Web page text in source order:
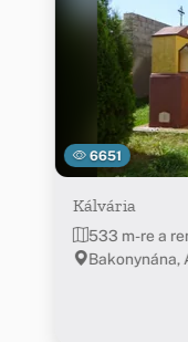
6651
Kálvária
533 m-re a
Bakonynána,